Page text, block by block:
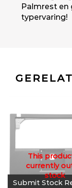
Palmrest en
typervaring!
Submit Stock